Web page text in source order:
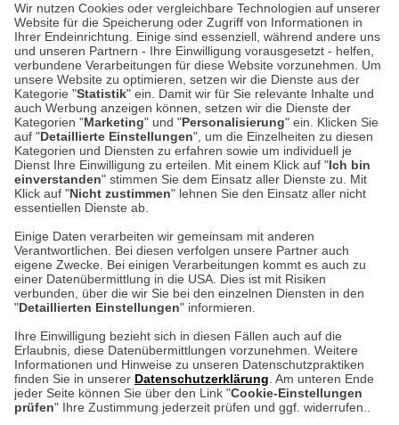
Wir nutzen Cookies oder vergleichbare Technologien auf unserer
Website für die Speicherung oder Zugriff von Informationen in
Ihrer Endeinrichtung. Einige sind essenziell, während andere uns
und unseren Partnern - Ihre Einwilligung vorausgesetzt - helfen,
verbundene Verarbeitungen für diese Website vorzunehmen. Um
unsere Website zu optimieren, setzen wir die Dienste aus der
Kategorie "Statistik" ein. Damit wir für Sie relevante Inhalte und
auch Werbung anzeigen können, setzen wir die Dienste der
Kategorien "Marketing" und "Personalisierung" ein. Klicken Sie
auf "Detaillierte Einstellungen", um die Einzelheiten zu diesen
Kategorien und Diensten zu erfahren sowie um individuell je
Dienst Ihre Einwilligung zu erteilen. Mit einem Klick auf "Ich bin
einverstanden" stimmen Sie dem Einsatz aller Dienste zu. Mit
Klick auf "Nicht zustimmen" lehnen Sie den Einsatz aller nicht
essentiellen Dienste ab.
Einige Daten verarbeiten wir gemeinsam mit anderen
Verantwortlichen. Bei diesen verfolgen unsere Partner auch
eigene Zwecke. Bei einigen Verarbeitungen kommt es auch zu
einer Datenübermittlung in die USA. Dies ist mit Risiken
verbunden, über die wir Sie bei den einzelnen Diensten in den
"Detaillierten Einstellungen" informieren.
Ihre Einwilligung bezieht sich in diesen Fällen auch auf die
Erlaubnis, diese Datenübermittlungen vorzunehmen. Weitere
Informationen und Hinweise zu unseren Datenschutzpraktiken
finden Sie in unserer Datenschutzerklärung . Am unteren Ende
jeder Seite können Sie über den Link "Cookie-Einstellungen
prüfen" Ihre Zustimmung jederzeit prüfen und ggf. widerrufen..
Unser Geschäft in Meckenheim
Auf dem Steinbüchel 6
53340 Meckenheim
Montag bis Samstag 9:00 Uhr bis 18:00 Uhr
weitere Information
Hier finden Sie uns im Netz
Kontakt
Umwelt und Entsorgung
Zur Echtheit von Bewertungen
Hinweisgeber-Schutzgesetz
Barrierefreiheit unserer Website
Cookie-Einstellungen in Ihrem Browser
ACHTUNG!
Ihr Browser speichert aktuell keine Cookies!
Leider können Sie in diesem Fall unseren Online-Shop